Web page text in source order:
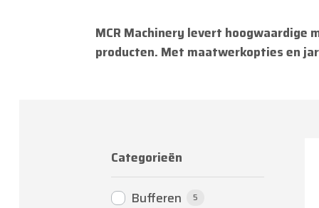
MCR Machinery levert
producten. Met maatwerkopties en
Categorieën
Bufferen 5